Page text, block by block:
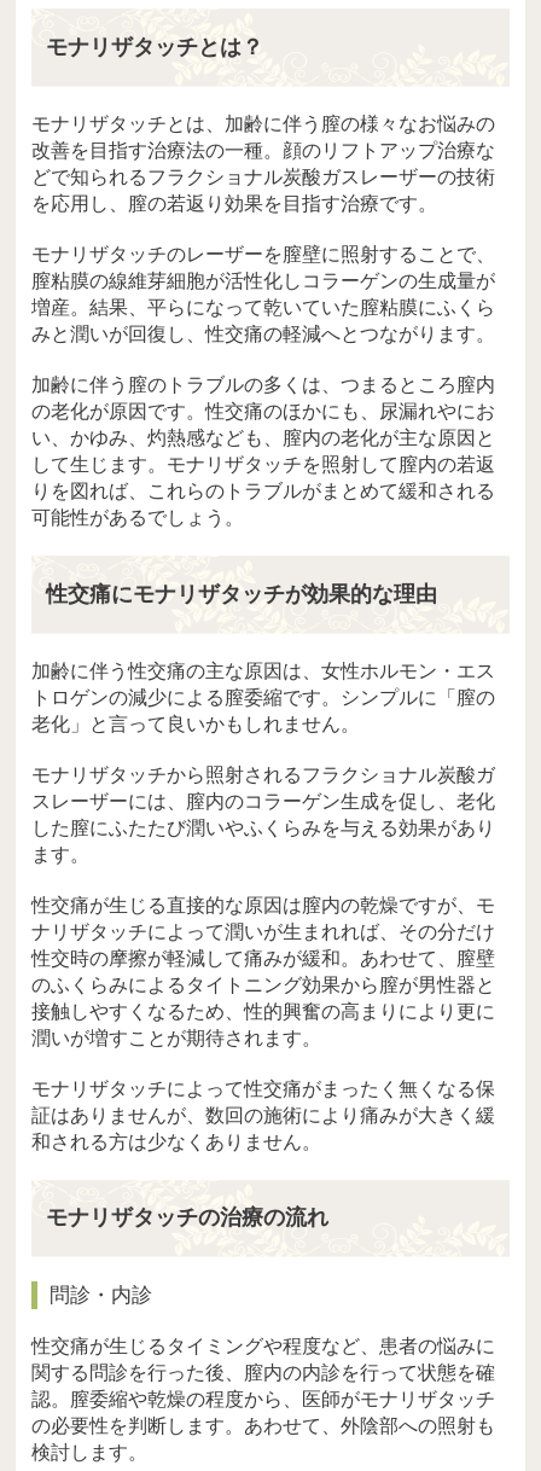
モナリザタッチとは？
モナリザタッチとは、加齢に伴う膣の様々なお悩みの
改善を目指す治療法の一種。顔のリフトアップ治療な
どで知られるフラクショナル炭酸ガスレーザーの技術
を応用し、膣の若返り効果を目指す治療です。
モナリザタッチのレーザーを膣壁に照射することで、
膣粘膜の線維芽細胞が活性化しコラーゲンの生成量が
増産。結果、平らになって乾いていた膣粘膜にふくら
みと潤いが回復し、性交痛の軽減へとつながります。
加齢に伴う膣のトラブルの多くは、つまるところ膣内
の老化が原因です。性交痛のほかにも、尿漏れやにお
い、かゆみ、灼熱感なども、膣内の老化が主な原因と
して生じます。モナリザタッチを照射して膣内の若返
りを図れば、これらのトラブルがまとめて緩和される
可能性があるでしょう。
性交痛にモナリザタッチが効果的な理由
加齢に伴う性交痛の主な原因は、女性ホルモン・エス
トロゲンの減少による膣委縮です。シンプルに「膣の
老化」と言って良いかもしれません。
モナリザタッチから照射されるフラクショナル炭酸ガ
スレーザーには、膣内のコラーゲン生成を促し、老化
した膣にふたたび潤いやふくらみを与える効果があり
ます。
性交痛が生じる直接的な原因は膣内の乾燥ですが、モ
ナリザタッチによって潤いが生まれれば、その分だけ
性交時の摩擦が軽減して痛みが緩和。あわせて、膣壁
のふくらみによるタイトニング効果から膣が男性器と
接触しやすくなるため、性的興奮の高まりにより更に
潤いが増すことが期待されます。
モナリザタッチによって性交痛がまったく無くなる保
証はありませんが、数回の施術により痛みが大きく緩
和される方は少なくありません。
モナリザタッチの治療の流れ
問診・内診
性交痛が生じるタイミングや程度など、患者の悩みに
関する問診を行った後、膣内の内診を行って状態を確
認。膣委縮や乾燥の程度から、医師がモナリザタッチ
の必要性を判断します。あわせて、外陰部への照射も
検討します。